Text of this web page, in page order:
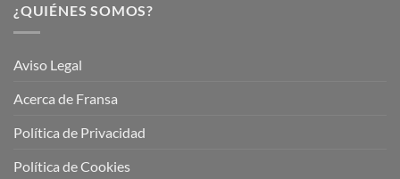
¿QUIÉNES SOMOS?
Aviso Legal
Acerca de Fransa
Política de Privacidad
Política de Cookies